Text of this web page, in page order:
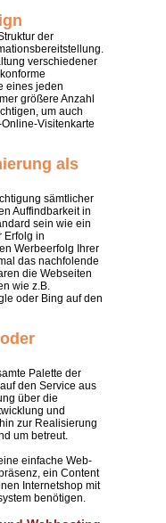
der
verschiedener
eines jeden
größere Anzahl
um auch
Visitenkarte
als
sämtlicher
Auffindbarkeit in
sein wie ein
Erfolg in
Werbeerfolg Ihrer
das nachfolende
die Webseiten
wie z.B.
oder Bing auf den
Palette der
den Service aus
über die
und
zur Realisierung
um betreut.
einfache Web-
ein Content
Internetshop mit
benötigen.